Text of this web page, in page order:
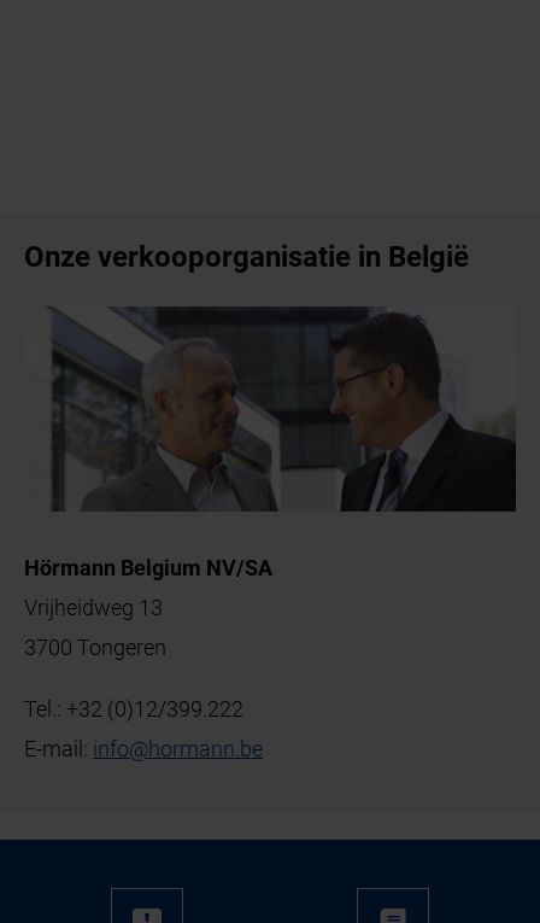
Onze verkooporganisatie in België
Hörmann Belgium NV/SA
Vrijheidweg 13
3700 Tongeren
Tel.: +32 (0)12/399.222
E-mail: info@hormann be